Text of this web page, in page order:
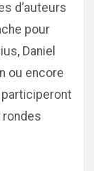
d’auteurs
pour
Daniel
ou encore
participeront